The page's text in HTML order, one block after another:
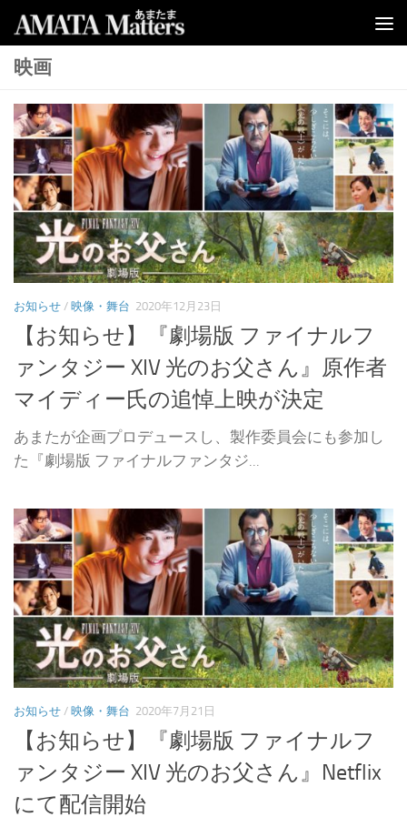
コンテンツへスキップ
映画
お知らせ / 映像・舞台 2020年12月23日
【お知らせ】『劇場版 ファイナルフ
ァンタジー XIV 光のお父さん』原作者
マイディー氏の追悼上映が決定
あまたが企画プロデュースし、製作委員会にも参加し
た『劇場版 ファイナルファンタジ...
お知らせ / 映像・舞台 2020年7月21日
【お知らせ】『劇場版 ファイナルフ
ァンタジー XIV 光のお父さん』Netflix
にて配信開始